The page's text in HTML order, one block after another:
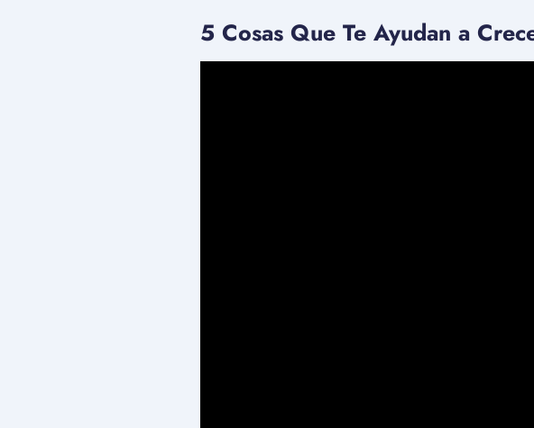
5 Cosas Que Te Ayudan a